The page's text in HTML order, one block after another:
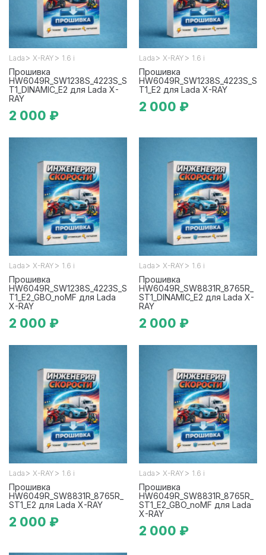
Lada > X-RAY > 1.6 i
Прошивка
HW6049R_SW1238S_4223S_S
T1_DINAMIC_E2 для Lada X-
RAY
2 000 ₽
Lada > X-RAY > 1.6 i
Прошивка
HW6049R_SW1238S_4223S_S
T1_E2 для Lada X-RAY
2 000 ₽
Lada > X-RAY > 1.6 i
Прошивка
HW6049R_SW1238S_4223S_S
T1_E2_GBO_noMF для Lada
X-RAY
2 000 ₽
Lada > X-RAY > 1.6 i
Прошивка
HW6049R_SW8831R_8765R_
ST1_DINAMIC_E2 для Lada X-
RAY
2 000 ₽
Lada > X-RAY > 1.6 i
Прошивка
HW6049R_SW8831R_8765R_
ST1_E2 для Lada X-RAY
2 000 ₽
Lada > X-RAY > 1.6 i
Прошивка
HW6049R_SW8831R_8765R_
ST1_E2_GBO_noMF для Lada
X-RAY
2 000 ₽